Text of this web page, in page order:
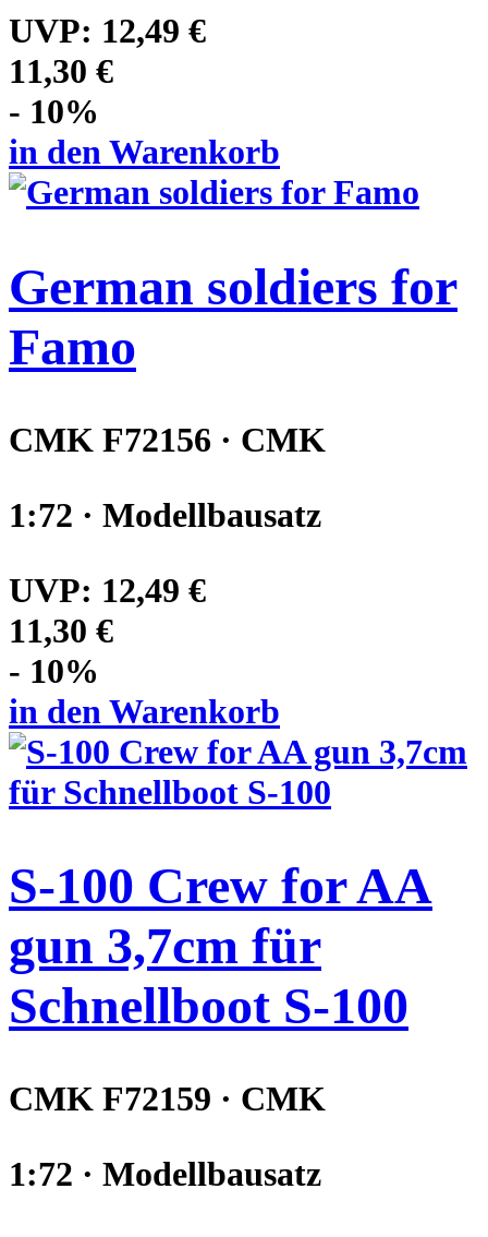
UVP: 12,49 €
11,30 €
- 10%
in den Warenkorb
German soldiers for
Famo
CMK F72156 · CMK
1:72 · Modellbausatz
UVP: 12,49 €
11,30 €
- 10%
in den Warenkorb
S-100 Crew for AA
gun 3,7cm für
Schnellboot S-100
CMK F72159 · CMK
1:72 · Modellbausatz